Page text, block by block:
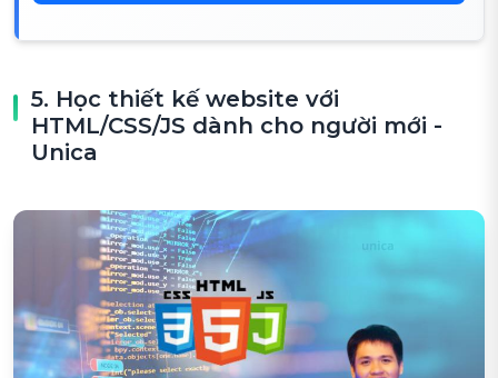
5. Học thiết kế website với
HTML/CSS/JS dành cho người mới -
Unica